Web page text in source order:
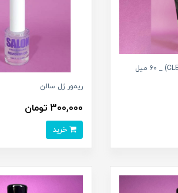
ریمور ژل سالن
300,000 تومان
خرید